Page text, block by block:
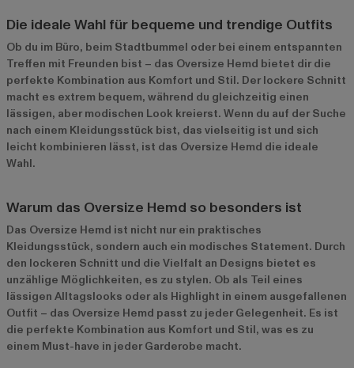
Die ideale Wahl für bequeme und trendige Outfits
Ob du im Büro, beim Stadtbummel oder bei einem entspannten
Treffen mit Freunden bist – das Oversize Hemd bietet dir die
perfekte Kombination aus Komfort und Stil. Der lockere Schnitt
macht es extrem bequem, während du gleichzeitig einen
lässigen, aber modischen Look kreierst. Wenn du auf der Suche
nach einem Kleidungsstück bist, das vielseitig ist und sich
leicht kombinieren lässt, ist das Oversize Hemd die ideale
Wahl.
Warum das Oversize Hemd so besonders ist
Das Oversize Hemd ist nicht nur ein praktisches
Kleidungsstück, sondern auch ein modisches Statement. Durch
den lockeren Schnitt und die Vielfalt an Designs bietet es
unzählige Möglichkeiten, es zu stylen. Ob als Teil eines
lässigen Alltagslooks oder als Highlight in einem ausgefallenen
Outfit – das Oversize Hemd passt zu jeder Gelegenheit. Es ist
die perfekte Kombination aus Komfort und Stil, was es zu
einem Must-have in jeder Garderobe macht.